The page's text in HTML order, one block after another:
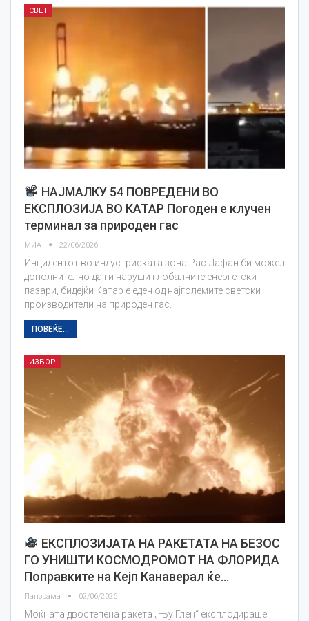
СВЕТ
НАЈМАЛКУ 54 ПОВРЕДЕНИ ВО
ЕКСПЛОЗИЈА ВО КАТАР Погоден е клучен
терминал за природен гас
МИА 22/06/2026
Инцидентот во индустриската зона Рас Лафан би можел
дополнително да ги наруши глобалните енергетски
пазари, бидејќи Катар е еден од најголемите светски
производители на природен гас.
ПОВЕЌЕ...
ИЗБОР
ЕКСПЛОЗИЈАТА НА РАКЕТАТА НА БЕЗОС
ГО УНИШТИ КОСМОДРОМОТ НА ФЛОРИДА
Поправките на Кејп Канаверал ќе…
Панорама 02/06/2026
Моќната двостепена ракета „Њу Глен“ експлодираше